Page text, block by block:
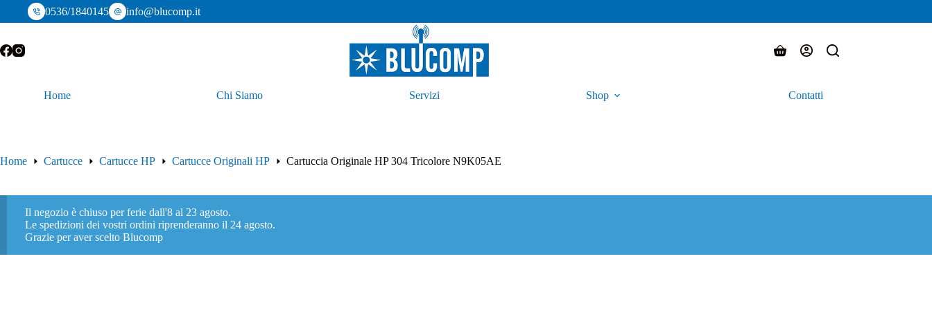
0536/1840145 info@blucomp.it
Carrello
Home Chi Siamo Servizi Shop Contatti
Home Cartucce Cartucce HP Cartucce Originali HP Cartuccia Originale HP 304 Tricolore N9K05AE
Il negozio è chiuso per ferie dall'8 al 23 agosto.
Le spedizioni dei vostri ordini riprenderanno il 24 agosto.
Grazie per aver scelto Blucomp